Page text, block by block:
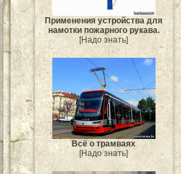
Применения устройства для
намотки пожарного рукава.
[Надо знать]
Всё о трамваях
[Надо знать]